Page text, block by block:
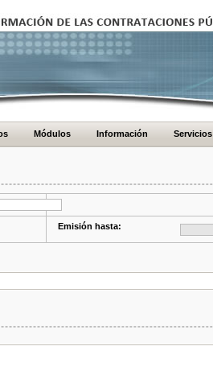
Módulos Información Servicios
Emisión hasta: